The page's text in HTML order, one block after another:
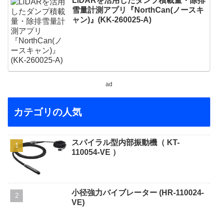
雪量計測アプリ『NorthCan(ノースキ
ャン)』(KK-260025-A)
ad
カテゴリの人気
スパイラル型内部振動機（ KT-
110054-VE ）
小径強力バイブレーター (HR-110024-
VE)